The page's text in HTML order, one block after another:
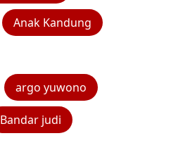
Anak Kandung
argo yuwono
Bandar judi